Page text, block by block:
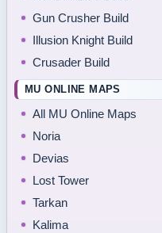
Gun Crusher Build
Illusion Knight Build
Crusader Build
MU ONLINE MAPS
All MU Online Maps
Noria
Devias
Lost Tower
Tarkan
Kalima